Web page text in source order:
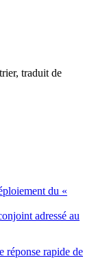
traduit de
du «
adressé au
réponse rapide de